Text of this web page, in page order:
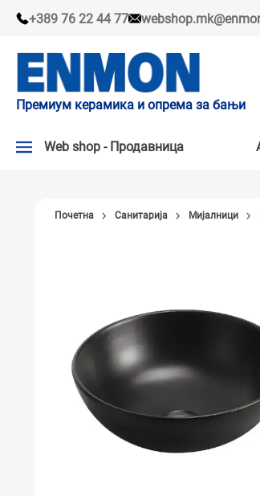
+389 76 22 44 77
Премиум керамика и опрема за бањи
Web shop - Продавница
НАШИ ПРЕПОРАКИ
КАДИ И КАБИНИ
САНИТАРИЈА
ТУШЕВИ
МЕБЕЛ ЗА БАЊА И ОГЛЕДАЛА
ГАЛАНТЕРИЈА ЗА БАЊА
Почетна Санитарија Мијалници